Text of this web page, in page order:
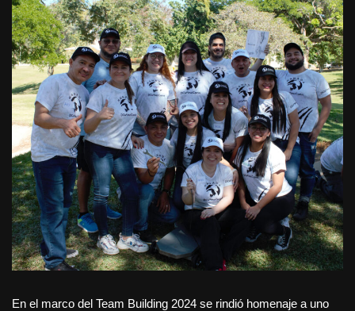
En el marco del Team Building 2024 se rindió homenaje a uno